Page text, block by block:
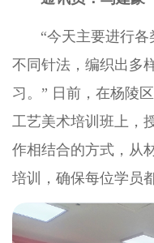
“今天主要进行各
不同针法，编织出多
习。” 日前，在杨陵
工艺美术培训班上，
作相结合的方式，从
培训，确保每位学员